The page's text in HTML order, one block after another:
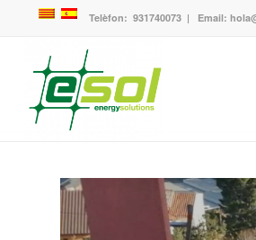
Telèfon: 931740073| Email: